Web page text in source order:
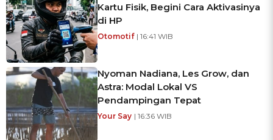
Kartu Fisik, Begini Cara Aktivasinya
di HP
Otomotif | 16:41 WIB
Nyoman Nadiana, Les Grow, dan
Astra: Modal Lokal VS
Pendampingan Tepat
Your Say | 16:36 WIB